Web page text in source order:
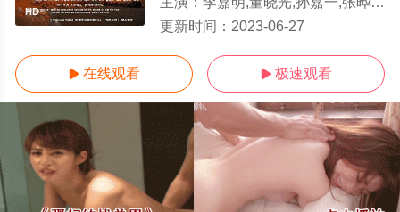
HD
更新时间： 2023-06-27
 在线观看  极速观看